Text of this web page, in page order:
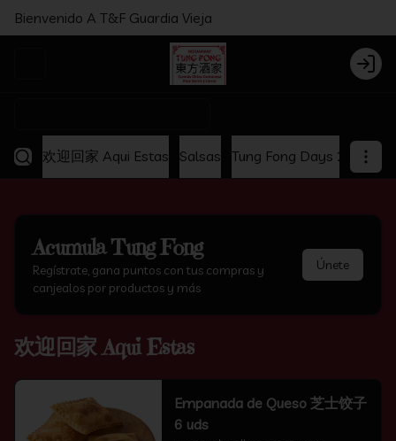
Bienvenido A T&F Guardia Vieja
Login
欢迎回家 Aqui Estas Salsas Tung Fong Days 2x1
AcumulaTung Fong
Regístrate, gana puntos con tus compras y
canjealos por productos y más
Únete
欢迎回家 Aqui Estas
Empanada de Queso 芝士饺子
6 uds